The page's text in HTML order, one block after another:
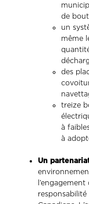
de
un
même
des
treize
à
à
Un